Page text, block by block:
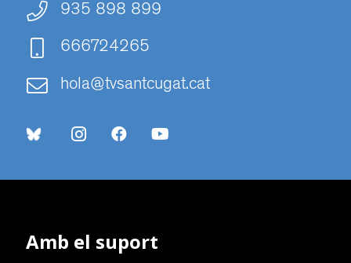
935 898 899
666724265
hola@tvsantcugat.cat
Amb el suport